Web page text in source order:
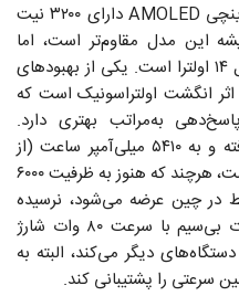
در قسمت جلو، صفحه نمایش ۶.۷ اینچی AMOLED دارای ۳۲۰۰ نیت
این مدل مقاوم‌تر است، اما
صفحه نمایش به‌طور کلی مشابه مدل ۱۴ اولترا است. یکی از بهبودهای
انگشت اولتراسونیک است که
به‌مراتب بهتری دارد.
همچنین، باتری به‌طور کمی ارتقا یافته و به ۵۴۱۰ میلی‌آمپر ساعت (از
۵۰۰۰ میلی‌آمپر ساعت قبلی) رسیده است، هرچند که هنوز به ظرفیت ۶۰۰۰
در چین عرضه می‌شود، نرسیده
است. این گوشی قادر است به‌صورت بی‌سیم با سرعت ۸۰ وات شارژ
دیگر می‌کند، البته به
سرعتی را پشتیبانی کند.